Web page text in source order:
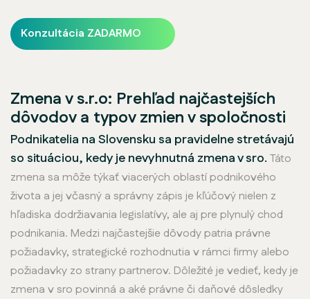
Konzultácia ZADARMO
Zmena v s.r.o: Prehľad najčastejších
dôvodov a typov zmien v spoločnosti
Podnikatelia na Slovensku sa pravidelne stretávajú
so situáciou, kedy je nevyhnutná zmena v sro. Táto
zmena sa môže týkať viacerých oblastí podnikového
života a jej včasný a správny zápis je kľúčový nielen z
hľadiska dodržiavania legislatívy, ale aj pre plynulý chod
podnikania. Medzi najčastejšie dôvody patria právne
požiadavky, strategické rozhodnutia v rámci firmy alebo
požiadavky zo strany partnerov. Dôležité je vedieť, kedy je
zmena v sro povinná a aké právne či daňové dôsledky